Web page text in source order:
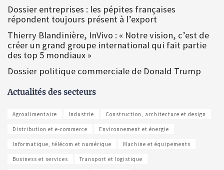
Dossier entreprises : les pépites françaises
répondent toujours présent à l’export
Thierry Blandinière, InVivo : « Notre vision, c’est de
créer un grand groupe international qui fait partie
des top 5 mondiaux »
Dossier politique commerciale de Donald Trump
Actualités des secteurs
Agroalimentaire Industrie Construction, architecture et design
Distribution et e-commerce Environnement et énergie
Informatique, télécom et numérique Machine et équipements
Business et services Transport et logistique